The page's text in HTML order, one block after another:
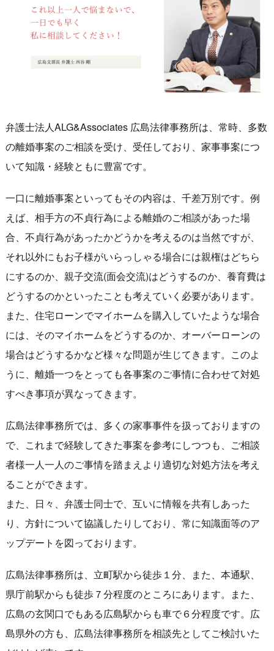
弁護士法人ALG&Associates 広島法律事務所は、常時、多数
の離婚事案のご相談を受け、受任しており、家事事案につ
いて知識・経験ともに豊富です。
一口に離婚事案といってもその内容は、千差万別です。例
えば、相手方の不貞行為による離婚のご相談があった場
合、不貞行為があったかどうかを考えるのは当然ですが、
それ以外にもお子様がいらっしゃる場合には親権はどちら
にするのか、親子交流(面会交流)はどうするのか、養育費は
どうするのかといったことも考えていく必要があります。
また、住宅ローンでマイホームを購入していたような場合
には、そのマイホームをどうするのか、オーバーローンの
場合はどうするかなど様々な問題が生じてきます。このよ
うに、離婚一つをとっても各事案のご事情に合わせて対処
すべき事項が異なってきます。
広島法律事務所では、多くの家事事件を扱っておりますの
で、これまで経験してきた事案を参考にしつつも、ご相談
者様一人一人のご事情を踏まえより適切な対処方法を考え
ることができます。
また、日々、弁護士同士で、互いに情報を共有しあった
り、方針について協議したりしており、常に知識面等のア
ップデートを図っております。
広島法律事務所は、立町駅から徒歩１分、また、本通駅、
県庁前駅からも徒歩７分程度のところにあります。また、
広島の玄関口でもある広島駅からも車で６分程度です。広
島県外の方も、広島法律事務所を相談先としてご検討いた